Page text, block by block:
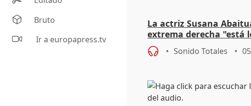
Bruto
Ir a europapress.tv
La actriz Susana
extrema derecha "está
homofobia"
Sonido Totales